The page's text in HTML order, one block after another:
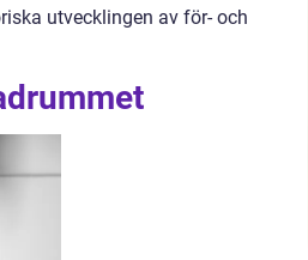
utvecklingen av för- och